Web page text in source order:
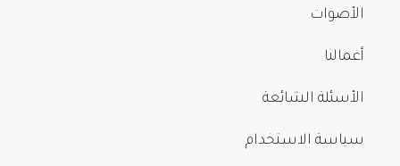
الأصوات
أعمالنا
الأسئلة الشائعة
سياسة الاستخدام